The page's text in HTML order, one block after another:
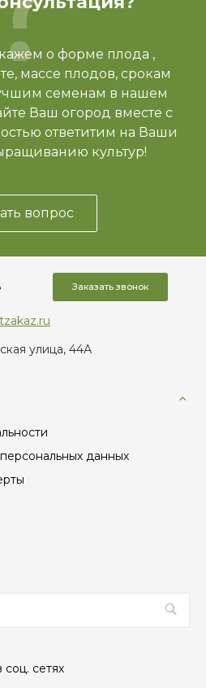
о форме плода ,
массе плодов, срокам
семенам в нашем
Ваш огород вместе с
ответитим на Ваши
культур!
вопрос
Заказать звонок
улица, 44А
данных
сетях